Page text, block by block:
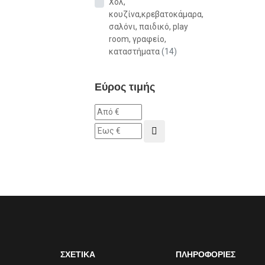
κουζίνα,κρεβατοκάμαρα,
σαλόνι, παιδικό, play
room, γραφείο,
καταστήματα(14)
Εύρος τιμής
ΣΧΕΤΙΚΑ ΠΛΗΡΟΦΟΡΙΕΣ